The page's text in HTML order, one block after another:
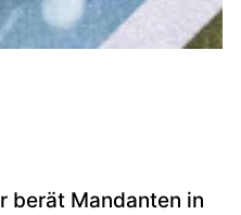
berät Mandanten in